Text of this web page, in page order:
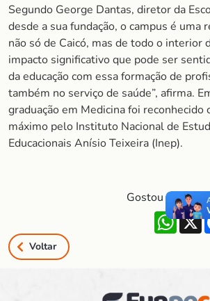
Segundo George Dantas, diretor da
desde a sua fundação, o campus é uma
não só de Caicó, mas de todo o interior
impacto significativo que pode ser
da educação com essa formação de
também no serviço de saúde”, afirma.
graduação em Medicina foi reconhecido
máximo pelo Instituto Nacional de
Educacionais Anísio Teixeira (Inep).
Gostou do
X
Voltar